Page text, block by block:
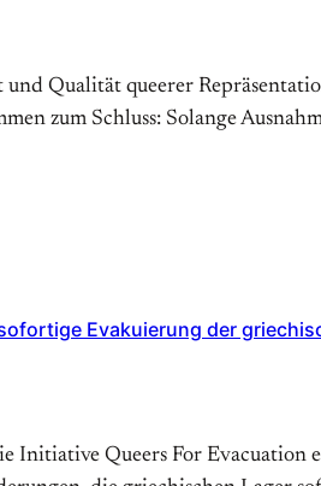
Qualität queerer
zum Schluss: Solange
Evakuierung der
Initiative Queers For